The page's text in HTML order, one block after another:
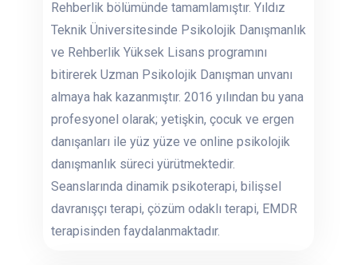
Rehberlik bölümünde tamamlamıştır. Yıldız
Teknik Üniversitesinde Psikolojik Danışmanlık
ve Rehberlik Yüksek Lisans programını
bitirerek Uzman Psikolojik Danışman unvanı
almaya hak kazanmıştır. 2016 yılından bu yana
profesyonel olarak; yetişkin, çocuk ve ergen
danışanları ile yüz yüze ve online psikolojik
danışmanlık süreci yürütmektedir.
Seanslarında dinamik psikoterapi, bilişsel
davranışçı terapi, çözüm odaklı terapi, EMDR
terapisinden faydalanmaktadır.